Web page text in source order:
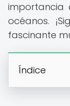
importancia
océanos.
fascinante
Índice